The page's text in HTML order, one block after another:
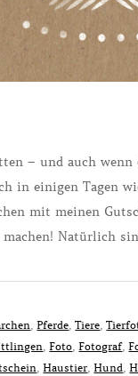
– und auch
in einigen Tagen
mit meinen
machen! Natürlich
,Pferde,Tiere,
,Foto,Fotograf,
,Haustier,Hund,